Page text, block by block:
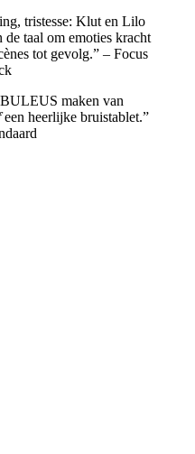
tristesse: Klut en Lilo
taal om emoties kracht
tot gevolg.” – Focus
maken van
een heerlijke bruistablet.”